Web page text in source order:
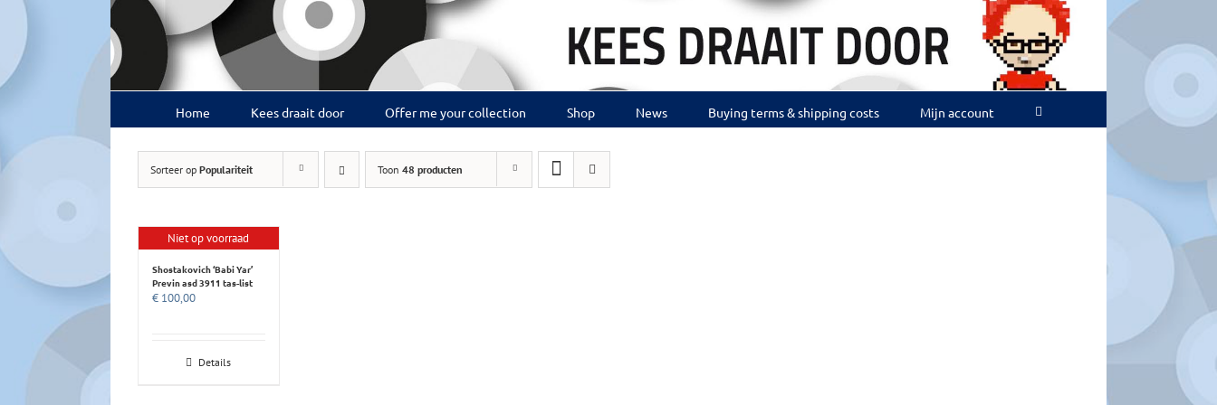
inhoud
Home Kees draait door Offer me your collection Shop News Buying terms & shipping costs Mijn account
Sorteer op Populariteit Toon 48 producten
Niet op voorraad
Shostakovich ‘Babi Yar’
Previn asd 3911 tas-list
€ 100,00
Details